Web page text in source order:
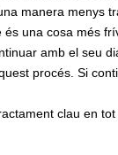
manera menys
una cosa més
amb el seu
procés. Si
clau en